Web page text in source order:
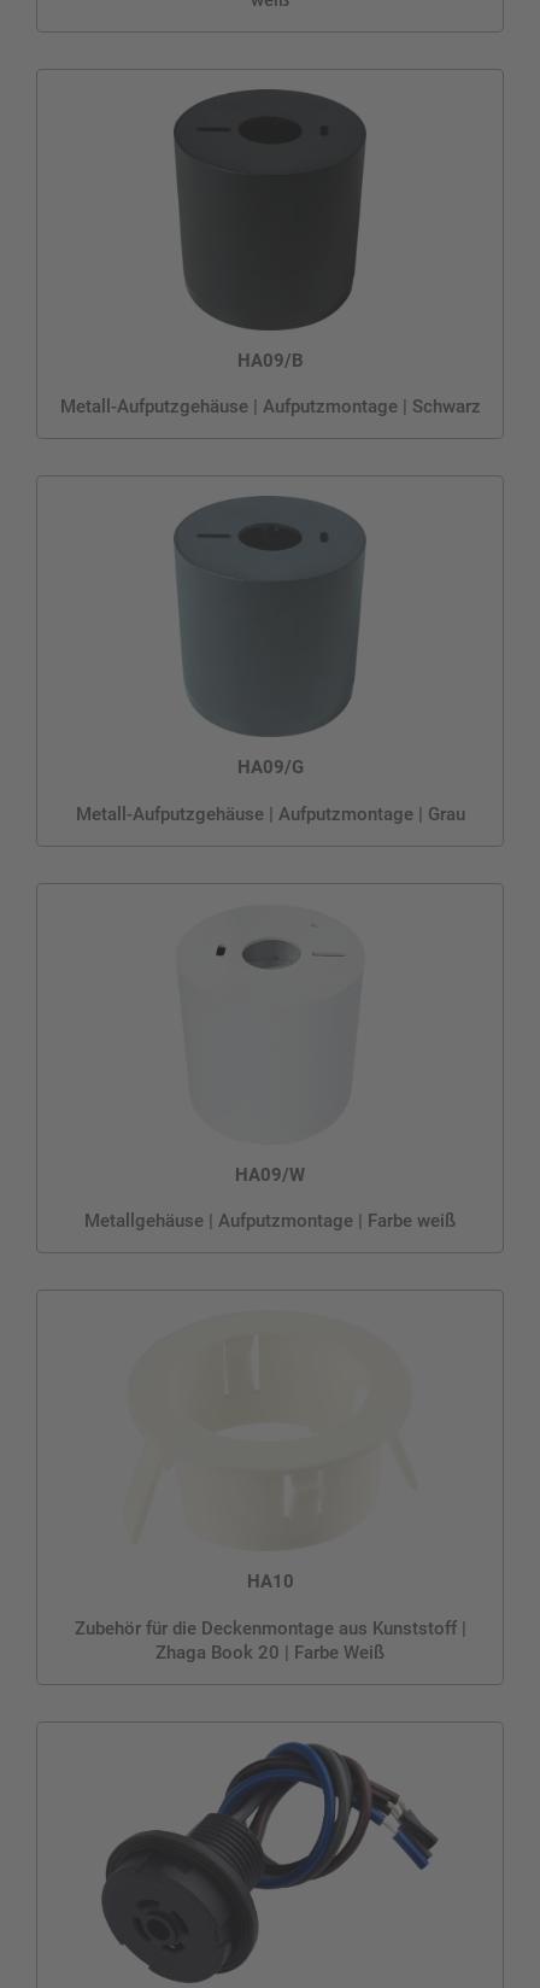
HA09/B
Metall-Aufputzgehäuse | Aufputzmontage | Schwarz
HA09/G
Metall-Aufputzgehäuse | Aufputzmontage | Grau
HA09/W
Metallgehäuse | Aufputzmontage | Farbe weiß
HA10
Zubehör für die Deckenmontage aus Kunststoff |
Zhaga Book 20 | Farbe Weiß